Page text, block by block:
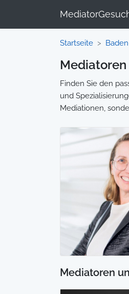
Startseite
Finden Sie den
und
Mediationen,
Mediatoren